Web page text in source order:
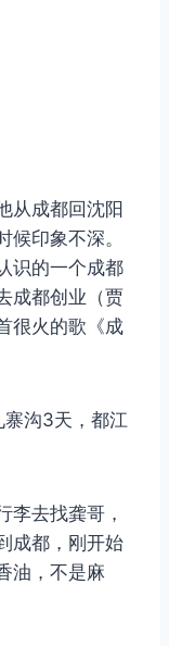
从成都回沈阳
印象不深。
识的一个成都
成都创业（贾
很火的歌《成
沟3天，都江
李去找龚哥，
成都，刚开始
油，不是麻